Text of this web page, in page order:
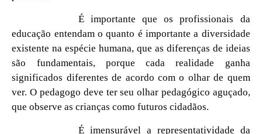
É importante que os profissionais da
educação entendam o quanto é importante a diversidade
existente na espécie humana, que as diferenças de ideias
são fundamentais, porque cada realidade ganha
significados diferentes de acordo com o olhar de quem
ver. O pedagogo deve ter seu olhar pedagógico aguçado,
que observe as crianças como futuros cidadãos.
É imensurável a representatividade da